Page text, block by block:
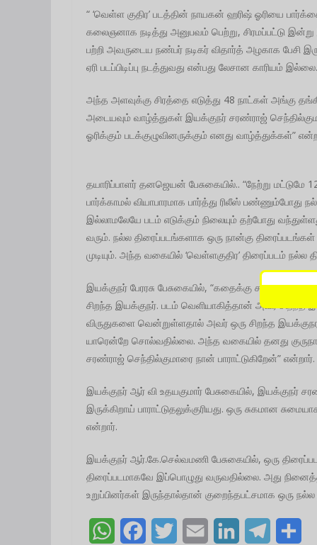
“ ‘வெள்ள குதிர’ படத்தின் நாயகன் ஹரிஷ் ஓரியை
கலைஞனாக நடித்து அனுபவம் பெற்று, சிரமப்பட்டு
பற்றி அவருடைய நண்பர் நடிகர் விதார்த் அழகாக பேசி
ஏரி படப்பிடிப்பு நடத்துவது என்பது லேசான காரியம் இல்லை.
அந்த அளவுக்கு சிரத்தை எடுத்து 48 நாட்கள் அங்கு
அடையவும் வாழ்த்துகள் இயக்குநர் சரண்ராஜ்
ஓரிக்கும் படக்குழுவினருக்கும் எனது வாழ்த்துக்கள்”
தயாரிப்பாளர் தனஜெயன் பேசுகையில்.. “நேற்று மட்டுமே
பார்க்காமல் வியாபாரமாக பார்த்து ரிலீஸ் பண்ணும்போது
இல்லாமலேயே படம் எடுக்கும் நிலையும் தற்போது
வரும். நல்ல திரைப்படங்களாக ஒரு நான்கு
முடியும். அந்த வகையில் ‘வெள்ளகுதிர’ திரைப்படம் நல்ல
இயக்குநர் பேரரசு பேசுகையில், “கதைக்கு சரியான
சிறந்த இயக்குநர். படம் வெளியாகித்தான் அவர்
விருதுகளை வென்றுள்ளதால் அவர் ஒரு சிறந்த
யாரென்றே சொல்வதில்லை. அந்த வகையில் தனது
சரண்ராஜ் செந்தில்குமாரை நான் பாராட்டுகிறேன்” என்றார்.
இயக்குநர் ஆர் வி உதயகுமார் பேசுகையில், இயக்குநர்
இருக்கிறாய் பாராட்டுதலுக்குரியது. ஒரு சுகமான
என்றார்.
இயக்குநர் ஆர்.கே.செல்வமணி பேசுகையில், ஒரு
திரைப்படமாகவே இப்பொழுது வருவதில்லை. அது
உறுப்பினர்கள் இருந்தால்தான் குறைந்தபட்சமாக ஒரு நல்ல
W